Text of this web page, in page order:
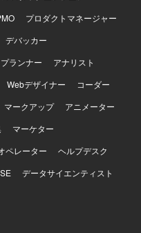
アにもつながります。
ディレクトリサービス
プロダクトマネージャー
デバッカー
プランナー
アナリスト
Webデザイナー
コーダー
マークアップ
アニメーター
マーケター
ペレーター
ヘルプデスク
データサイエンティスト